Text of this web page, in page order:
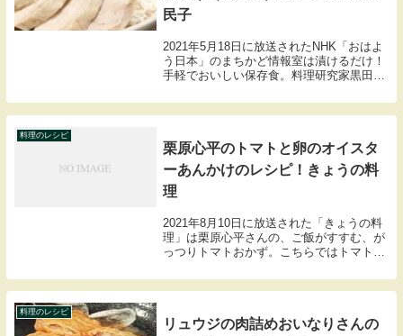
民子
2021年5月18日に放送されたNHK「おはよ
う日本」のまちかど情報室は漬けるだけ！
手軽でおいしい保存食。料理研究家黒田民
の作り方を教えてくれました。こちらでは
鶏むね肉のオイル漬け（鶏ハム）の材料や
料理のレシピ
栗原心平のトマトと卵のオイスタ
ーあんかけのレシピ！きょうの料
理
2021年8月10日に放送された「きょうの料
理」は栗原心平さんの、ご飯がすすむ、が
っつりトマトおかず。こちらではトマトと
レシピをまとめましたので紹介します。
料理のレシピ
リュウジの肉詰めおいなりさんの